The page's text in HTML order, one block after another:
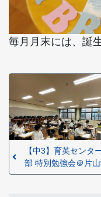
毎月月末には、誕
【中3】育英センタ
部 特別勉強会＠片